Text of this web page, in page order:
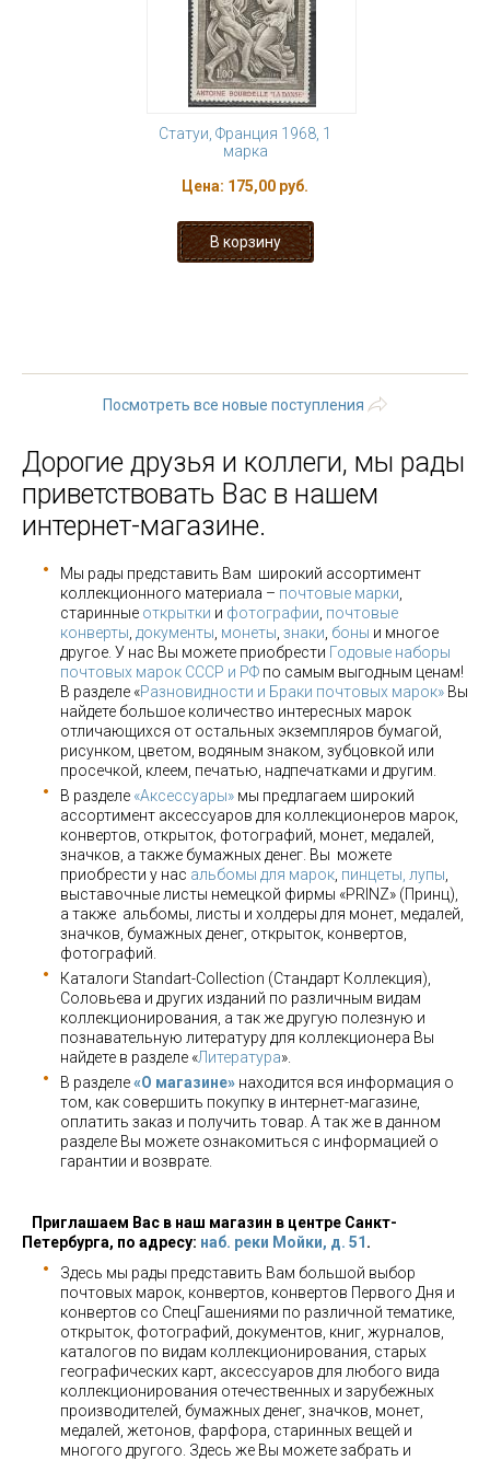
Статуи, Франция 1968, 1
марка
Цена: 175,00 руб.
Посмотреть все новые поступления
Дорогие друзья и коллеги, мы рады
приветствовать Вас в нашем
интернет-магазине.
Мы рады представить Вам широкий ассортимент
коллекционного материала – почтовые марки
старинные открытки и фотографии почтовые
конверты документы монеты знаки боны и многое
другое. У нас Вы можете приобрести Годовые наборы
почтовых марок СССР и РФ по самым выгодным ценам!
В разделе «Разновидности и Браки почтовых марок» Вы
найдете большое количество интересных марок
отличающихся от остальных экземпляров бумагой,
рисунком, цветом, водяным знаком, зубцовкой или
просечкой, клеем, печатью, надпечатками и другим.
В разделе «Аксессуары» мы предлагаем широкий
ассортимент аксессуаров для коллекционеров марок,
конвертов, открыток, фотографий, монет, медалей,
значков, а также бумажных денег. Вы можете
приобрести у нас альбомы для марок пинцеты, лупы
выставочные листы немецкой фирмы «PRINZ» (Принц),
а также альбомы, листы и холдеры для монет, медалей,
значков, бумажных денег, открыток, конвертов,
фотографий.
Каталоги Standart-Collection (Стандарт Коллекция),
Соловьева и других изданий по различным видам
коллекционирования, а так же другую полезную и
познавательную литературу для коллекционера Вы
найдете в разделе «Литература».
В разделе«О магазине» находится вся информация о
том, как совершить покупку в интернет-магазине,
оплатить заказ и получить товар. А так же в данном
разделе Вы можете ознакомиться с информацией о
гарантии и возврате.
Приглашаем Вас в наш магазин в центре Санкт-
Петербурга, по адресу: наб. реки Мойки, д. 51 .
Здесь мы рады представить Вам большой выбор
почтовых марок, конвертов, конвертов Первого Дня и
конвертов со СпецГашениями по различной тематике,
открыток, фотографий, документов, книг, журналов,
каталогов по видам коллекционирования, старых
географических карт, аксессуаров для любого вида
коллекционирования отечественных и зарубежных
производителей, бумажных денег, значков, монет,
медалей, жетонов, фарфора, старинных вещей и
многого другого. Здесь же Вы можете забрать и